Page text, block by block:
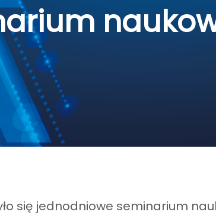
się jednodniowe seminarium